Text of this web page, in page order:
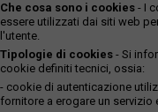
Che cosa sono i cookies - I
essere utilizzati dai siti web
l'utente.
Tipologie di cookies - Si
cookie definiti tecnici, ossia:
- cookie di autenticazione
fornitore a erogare un